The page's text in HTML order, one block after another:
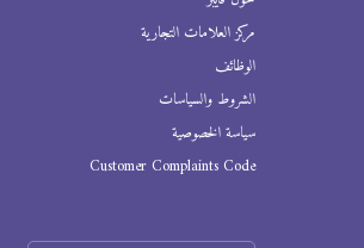
مركز العلامات التجارية
الوظائف
الشروط والسياسات
سياسة الخصوصية
Customer Complaints Code